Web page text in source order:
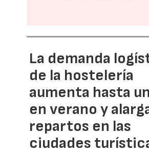
La demanda
de la hostelería
aumenta hasta
en verano y
repartos en las
ciudades